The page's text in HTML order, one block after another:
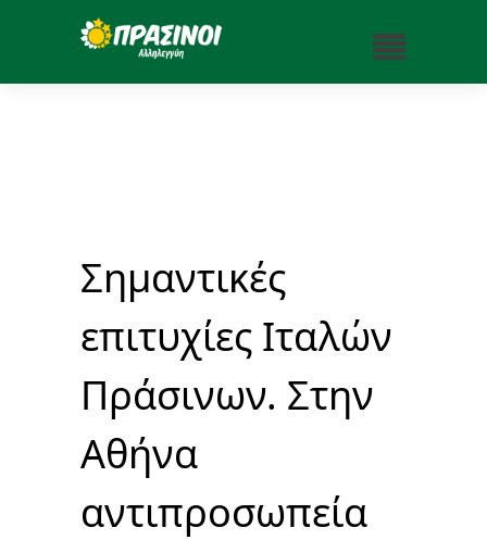
Σημαντικές
επιτυχίες Ιταλών
Πράσινων. Στην
Αθήνα
αντιπροσωπεία